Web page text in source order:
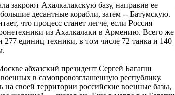
закроют Ахалкалакскую базу, направив ее
десантные корабли, затем -- Батумскую.
что процесс станет легче, если Россия
из Ахалкалаки в Армению. Всего же
277 единиц техники, в том числе 72 танка и 140
абхазский президент Сергей Багапш
в самопровозглашенную республику.
своей территории российские военные базы,